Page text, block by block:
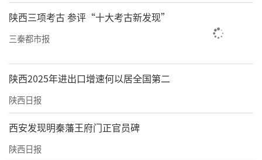
陕西三项考古 参评“十大考古新发现”
三秦都市报
陕西2025年进出口增速何以居全国第二
陕西日报
西安发现明秦藩王府门正官员碑
陕西日报